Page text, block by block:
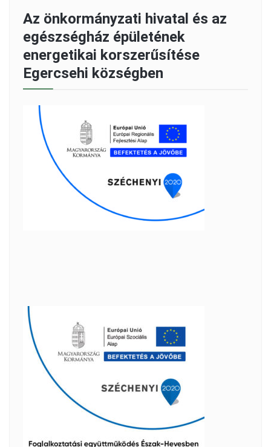
Az önkormányzati hivatal és az
egészségház épületének
energetikai korszerűsítése
Egercsehi községben